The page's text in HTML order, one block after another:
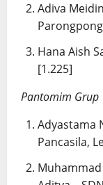
Adiva
Hana Aish
[1.225]
Pantomim Grup
Adyastama
Pancasila,